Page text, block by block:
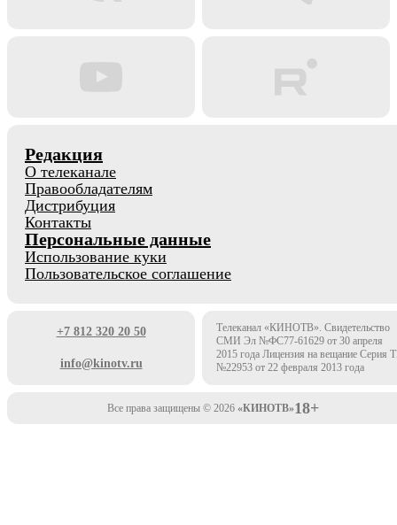
Редакция
О телеканале
Правообладателям
Дистрибуция
Контакты
Персональные данные
Использование куки
Пользовательское соглашение
+7 812 320 20 50
info@kinotv.ru
Телеканал «КИНОТВ». Свидетельство
СМИ Эл №ФС77-61629 от 30 апреля
2015 года Лицензия на вещание Серия
№22953 от 22 февраля 2013 года
Все права защищены © 2026 «КИНОТВ»18+